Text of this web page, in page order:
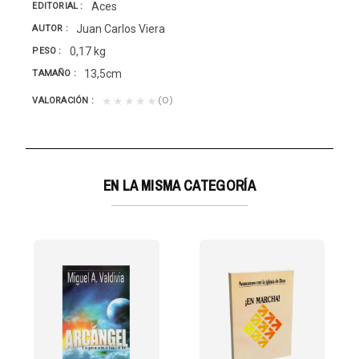
EDITORIAL Aces
AUTOR Juan Carlos Viera
PESO 0,17 kg
TAMAÑO 13,5cm
VALORACIÓN ★★★★★ (0)
EN LA MISMA CATEGORÍA
de la Palabra de Dios son más duras que antaño....